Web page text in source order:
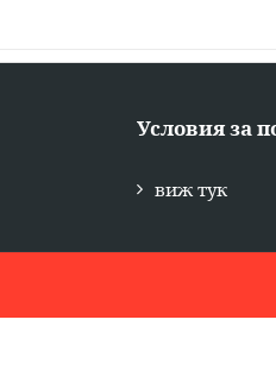
Условия за
виж тук